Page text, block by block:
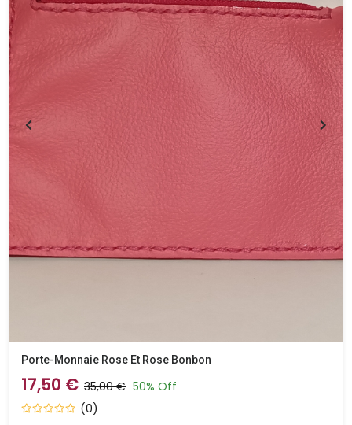
Porte-Monnaie Rose Et Rose Bonbon
17,50 € 35,00 € 50% Off
(0)